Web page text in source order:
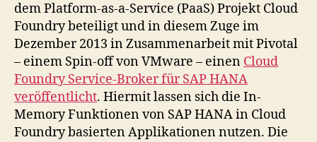
dem Platform-as-a-Service (PaaS) Projekt Cloud
Foundry beteiligt und in diesem Zuge im
Dezember 2013 in Zusammenarbeit mit Pivotal
– einem Spin-off von VMware – einen Cloud
Foundry Service-Broker für SAP HANA
veröffentlicht. Hiermit lassen sich die In-
Memory Funktionen von SAP HANA in Cloud
Foundry basierten Applikationen nutzen. Die